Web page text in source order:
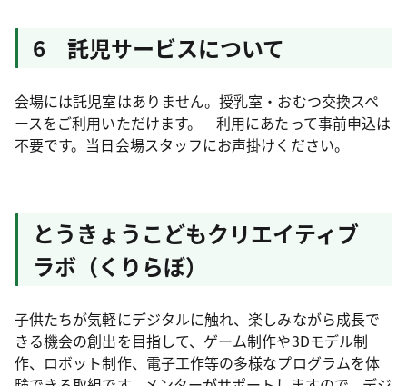
6 託児サービスについて
会場には託児室はありません。授乳室・おむつ交換スペ
ースをご利用いただけます。 利用にあたって事前申込は
不要です。当日会場スタッフにお声掛けください。
とうきょうこどもクリエイティブ
ラボ（くりらぼ）
子供たちが気軽にデジタルに触れ、楽しみながら成長で
きる機会の創出を目指して、ゲーム制作や3Dモデル制
作、ロボット制作、電子工作等の多様なプログラムを体